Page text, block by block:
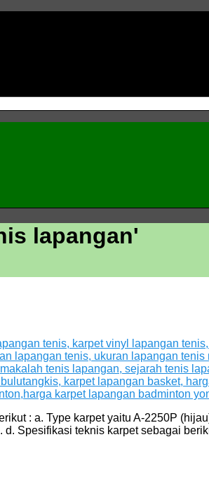
lapangan'
: a. Type karpet yaitu A-2250P
d. Spesifikasi teknis karpet sebagai